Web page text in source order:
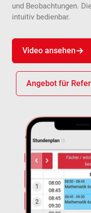
und Beobachtungen.
intuitiv bedienbar.
Video ansehen
Angebot für